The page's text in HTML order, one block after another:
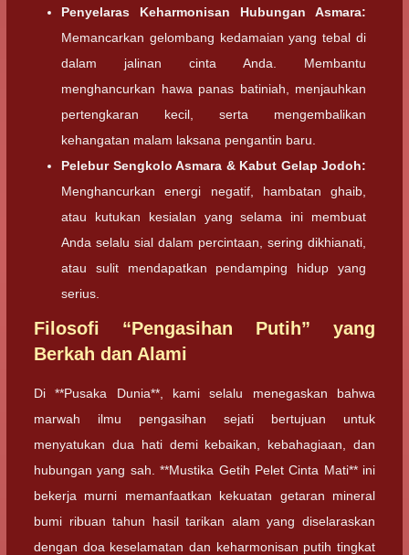
Penyelaras Keharmonisan Hubungan Asmara:
Memancarkan gelombang kedamaian yang tebal di
dalam jalinan cinta Anda. Membantu
menghancurkan hawa panas batiniah, menjauhkan
pertengkaran kecil, serta mengembalikan
kehangatan malam laksana pengantin baru.
Pelebur Sengkolo Asmara & Kabut Gelap Jodoh:
Menghancurkan energi negatif, hambatan ghaib,
atau kutukan kesialan yang selama ini membuat
Anda selalu sial dalam percintaan, sering dikhianati,
atau sulit mendapatkan pendamping hidup yang
serius.
Filosofi “Pengasihan Putih” yang
Berkah dan Alami
Di **Pusaka Dunia**, kami selalu menegaskan bahwa
marwah ilmu pengasihan sejati bertujuan untuk
menyatukan dua hati demi kebaikan, kebahagiaan, dan
hubungan yang sah. **Mustika Getih Pelet Cinta Mati** ini
bekerja murni memanfaatkan kekuatan getaran mineral
bumi ribuan tahun hasil tarikan alam yang diselaraskan
dengan doa keselamatan dan keharmonisan putih tingkat